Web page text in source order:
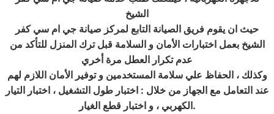
الشيخ
حيث ان يقوم فريق الصيانة التابع لمركز صيانة جي ام سي كفر
الشيخ بعمل اختبارات الأمان و السلامة قبل ترك المنزل للتأكد من
عدم تكرار العطل مرة أخري
وكذلك ، الحفاظ علي سلامة المستخدمين و توفير الأمان اللازم لهم
عند التعامل مع الجهاز من خلال : اختبار طول التشغيل ، اختبار التيار
الكهربي ، و اختبار قطع الغيار.